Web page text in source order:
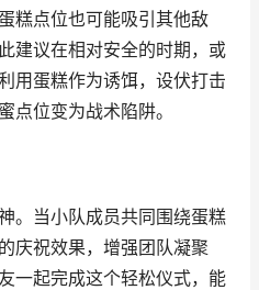
糕点位也可能吸引其他敌
建议在相对安全的时期，或
用蛋糕作为诱饵，设伏打击
点位变为战术陷阱。
。当小队成员共同围绕蛋糕
庆祝效果，增强团队凝聚
一起完成这个轻松仪式，能